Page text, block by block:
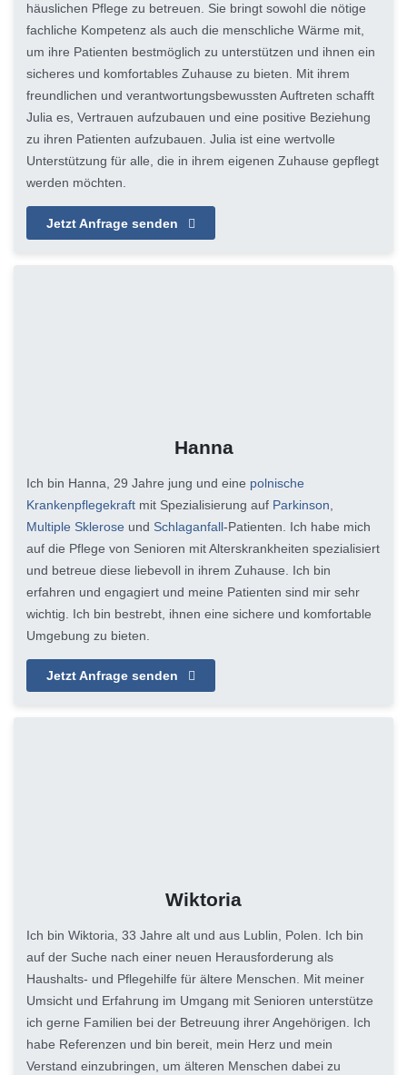
häuslichen Pflege zu betreuen. Sie bringt sowohl die nötige
fachliche Kompetenz als auch die menschliche Wärme mit,
um ihre Patienten bestmöglich zu unterstützen und ihnen ein
sicheres und komfortables Zuhause zu bieten. Mit ihrem
freundlichen und verantwortungsbewussten Auftreten schafft
Julia es, Vertrauen aufzubauen und eine positive Beziehung
zu ihren Patienten aufzubauen. Julia ist eine wertvolle
Unterstützung für alle, die in ihrem eigenen Zuhause gepflegt
werden möchten.
Jetzt Anfrage senden
Hanna
Ich bin Hanna, 29 Jahre jung und eine polnische
Krankenpflegekraft mit Spezialisierung auf Parkinson
Multiple Sklerose und Schlaganfall-Patienten. Ich habe mich
auf die Pflege von Senioren mit Alterskrankheiten spezialisiert
und betreue diese liebevoll in ihrem Zuhause. Ich bin
erfahren und engagiert und meine Patienten sind mir sehr
wichtig. Ich bin bestrebt, ihnen eine sichere und komfortable
Umgebung zu bieten.
Jetzt Anfrage senden
Wiktoria
Ich bin Wiktoria, 33 Jahre alt und aus Lublin, Polen. Ich bin
auf der Suche nach einer neuen Herausforderung als
Haushalts- und Pflegehilfe für ältere Menschen. Mit meiner
Umsicht und Erfahrung im Umgang mit Senioren unterstütze
ich gerne Familien bei der Betreuung ihrer Angehörigen. Ich
habe Referenzen und bin bereit, mein Herz und mein
Verstand einzubringen, um älteren Menschen dabei zu